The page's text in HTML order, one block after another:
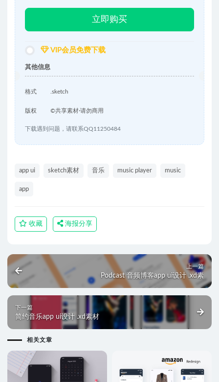
立即购买
VIP会员免费下载
其他信息
格式 .sketch
版权 ©共享素材·请勿商用
下载遇到问题，请联系QQ11250484
app ui sketch素材 音乐 music player music
app
收藏 海报分享
上一篇
Podcast 音频博客app ui设计 .xd素
下一篇
简约音乐app ui设计 .xd素材
相关文章